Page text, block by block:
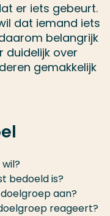
er iets gebeurt.
dat iemand iets
belangrijk
duidelijk over
gemakkelijk
bedoeld is?
aan?
reageert?